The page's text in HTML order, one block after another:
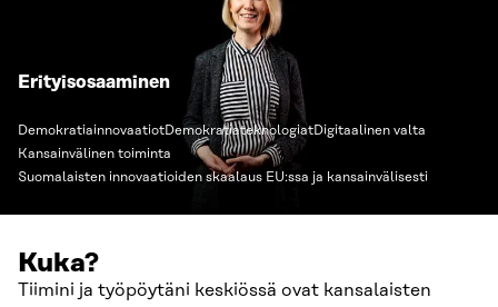
Erityisosaaminen
DemokratiainnovaatiotDemokratiateknologiatDigitaalinen valta
Kansainvälinen toiminta
Suomalaisten innovaatioiden skaalaus EU:ssa ja kansainvälisesti
Kuka?
Tiimini ja työpöytäni keskiössä ovat kansalaisten